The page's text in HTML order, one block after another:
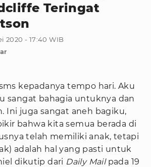
Teringat
2020 - 17:40 WIB
kepadanya tempo hari. Aku
sangat bahagia untuknya dan
Ini juga sangat aneh bagiku,
bahwa kita semua berada di
telah memiliki anak, tetapi
adalah hal yang pasti untuk
dikutip dari Daily Mail pada 19